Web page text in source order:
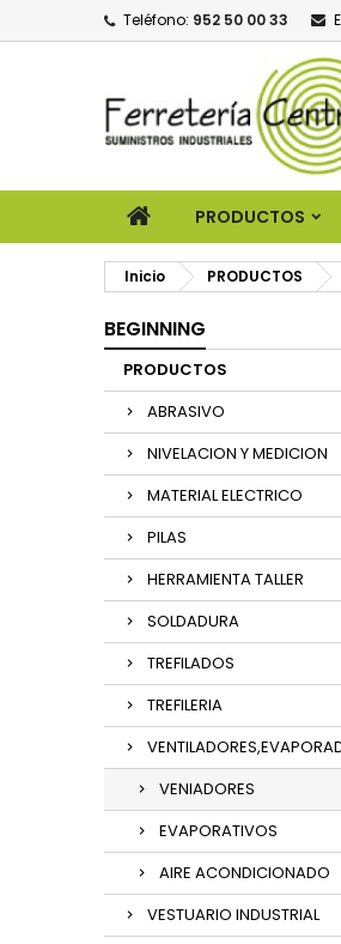
Teléfono: 952 50 00 33
PRODUCTOS
Inicio PRODUCTOS
BEGINNING
PRODUCTOS
ABRASIVO
NIVELACION Y MEDICION
MATERIAL ELECTRICO
PILAS
HERRAMIENTA TALLER
SOLDADURA
TREFILADOS
TREFILERIA
VENIADORES
EVAPORATIVOS
AIRE ACONDICIONADO
VESTUARIO INDUSTRIAL